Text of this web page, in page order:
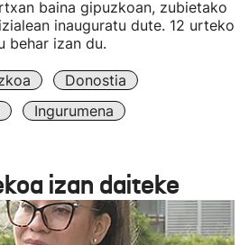
baina gipuzkoan, zubietako
inauguratu dute. 12 urteko
behar izan du.
Donostia
Ingurumena
izan daiteke